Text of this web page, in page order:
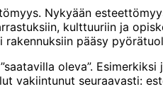
Nykyään
kulttuuriin ja
pääsy
oleva”.
vakiintunut seuraavasti: